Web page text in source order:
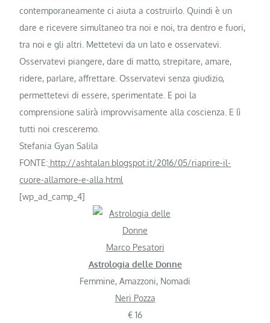
contemporaneamente ci aiuta a costruirlo. Quindi è un
dare e ricevere simultaneo tra noi e noi, tra dentro e fuori,
tra noi e gli altri. Mettetevi da un lato e osservatevi.
Osservatevi piangere, dare di matto, strepitare, amare,
ridere, parlare, affrettare. Osservatevi senza giudizio,
permettetevi di essere, sperimentate. E poi la
comprensione salirà improvvisamente alla coscienza. E lì
tutti noi cresceremo.
Stefania Gyan Salila
FONTE: http://ashtalan.blogspot.it/2016/05/riaprire-il-
cuore-allamore-e-alla.html
[wp_ad_camp_4]
Marco Pesatori
Astrologia delle Donne
Femmine, Amazzoni, Nomadi
Neri Pozza
€ 16